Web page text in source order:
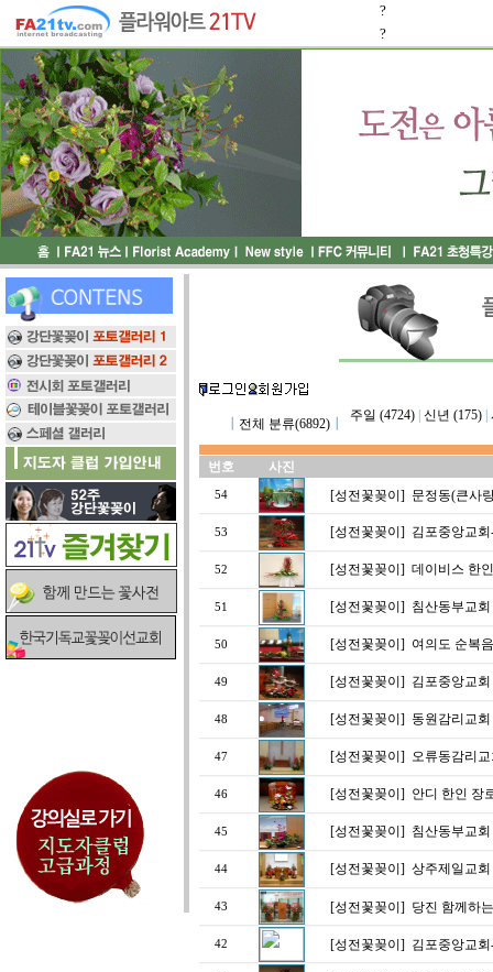
?
?
전체 분류(6892)┃
주일 (4724)| 신년 (175)|
번호 사진
54 [성전꽃꽂이] 문정동(큰사
53 [성전꽃꽂이] 김포중앙교
52 [성전꽃꽂이] 데이비스 한
51 [성전꽃꽂이] 침산동부교회
50 [성전꽃꽂이] 여의도 순복
49 [성전꽃꽂이] 김포중앙교
48 [성전꽃꽂이] 동원감리교
47 [성전꽃꽂이] 오류동감리
46 [성전꽃꽂이] 안디 한인 장
45 [성전꽃꽂이] 침산동부교회
44 [성전꽃꽂이] 상주제일교
43 [성전꽃꽂이] 당진 함께하
42 [성전꽃꽂이] 김포중앙교